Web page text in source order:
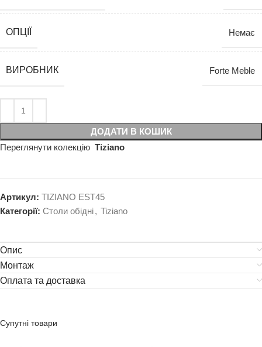
ОПЦІЇ Немає
ВИРОБНИК Forte Meble
ДОДАТИ В КОШИК
Переглянути колекцію Tiziano
Артикул: TIZIANO EST45
Категорії: Столи обідні, Tiziano
Опис
Монтаж
Оплата та доставка
Супутні товари